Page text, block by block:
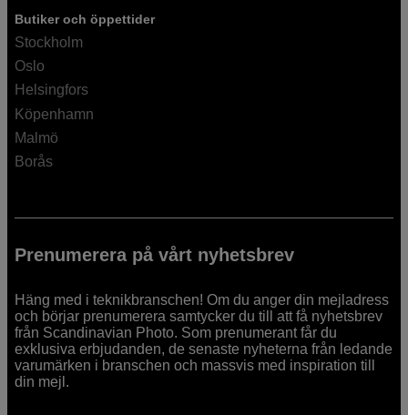
Butiker och öppettider
Stockholm
Oslo
Helsingfors
Köpenhamn
Malmö
Borås
Prenumerera på vårt nyhetsbrev
Häng med i teknikbranschen! Om du anger din mejladress
och börjar prenumerera samtycker du till att få nyhetsbrev
från Scandinavian Photo. Som prenumerant får du
exklusiva erbjudanden, de senaste nyheterna från ledande
varumärken i branschen och massvis med inspiration till
din mejl.